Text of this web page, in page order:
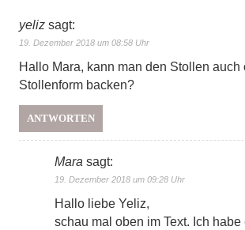
yeliz sagt:
19. Dezember 2018 um 08:58 Uhr
Hallo Mara, kann man den Stollen auch
Stollenform backen?
ANTWORTEN
Mara sagt:
19. Dezember 2018 um 09:28 Uhr
Hallo liebe Yeliz,
schau mal oben im Text. Ich habe